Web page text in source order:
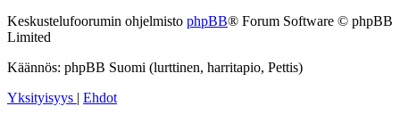
Keskustelufoorumin ohjelmisto phpBB® Forum Software © phpBB
Limited
Käännös: phpBB Suomi (lurttinen, harritapio, Pettis)
Yksityisyys | Ehdot